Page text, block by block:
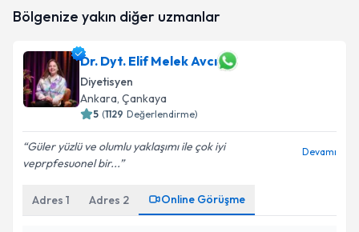
oluşturun. Size bu uzmandan randevu almanız için bir
E-posta Adresiniz
Kişisel verilerimin işlenmesine ilişkin
Aydınlatma
Metni'ni okudum ve kişisel verilerimin belirtilen
Bölgenize yakın diğer uzmanlar
Dr. Dyt. Elif Melek Avcı
Diyetisyen
Ankara, Çankaya
5 (1129 Değerlendirme)
Güler yüzlü ve olumlu yaklaşımı ile çok iyi
veprpfesuonel bir...
Devamı
Adres 1 Adres 2 Online Görüşme